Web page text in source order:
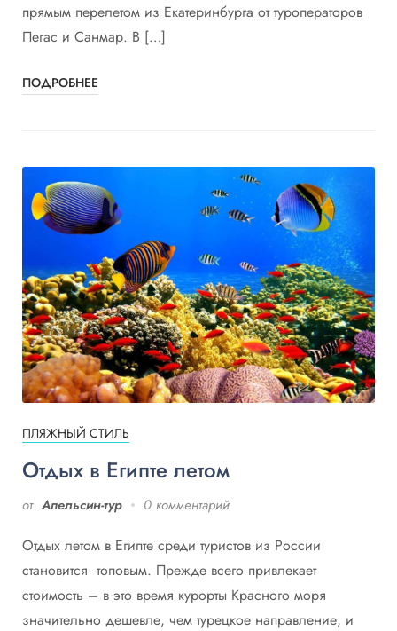
прямым перелетом из Екатеринбурга от туроператоров
Пегас и Санмар. В […]
ПОДРОБНЕЕ
ПЛЯЖНЫЙ СТИЛЬ
Отдых в Египте летом
от Апельсин-тур 0 комментарий
Отдых летом в Египте среди туристов из России
становится топовым. Прежде всего привлекает
стоимость – в это время курорты Красного моря
значительно дешевле, чем турецкое направление, и